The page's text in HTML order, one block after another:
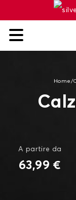
Home /
A partire da
63,99 €